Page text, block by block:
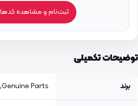
ثبت‌نام و مشاهده کدها
توضیحات تکمیلی
برند Genuine Parts, اصلی جنیون پارت